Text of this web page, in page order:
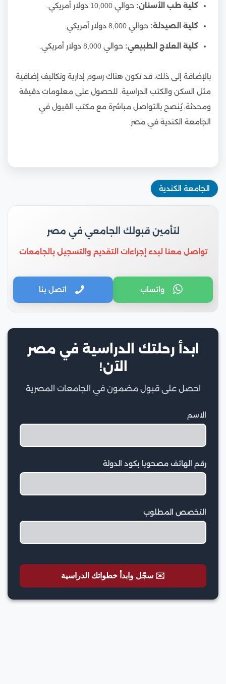
كلية طب الأسنان: حوالي 10,000 دولار أمريكي.
كلية الصيدلة: حوالي 8,000 دولار أمريكي.
كلية العلاج الطبيعي: حوالي 8,000 دولار أمريكي.
بالإضافة إلى ذلك، قد تكون هناك رسوم إدارية وتكاليف إضافية
مثل السكن والكتب الدراسية. للحصول على معلومات دقيقة
ومحدثة، يُنصح بالتواصل مباشرة مع مكتب القبول في
الجامعة الكندية في مصر.
الجامعة الكندية
لتأمين قبولك الجامعي في مصر
تواصل معنا لبدء إجراءات التقديم والتسجيل بالجامعات
واتساب اتصل بنا
ابدأ رحلتك الدراسية في مصر
الآن!
احصل على قبول مضمون في الجامعات المصرية
الاسم
رقم الهاتف مصحوبا بكود الدولة
التخصص المطلوب
✉️ سجّل وابدأ خطواتك الدراسية